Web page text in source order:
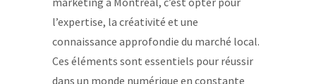
l’expertise, la créativité et une
connaissance approfondie du marché local.
Ces éléments sont essentiels pour réussir
dans un monde numérique en constante